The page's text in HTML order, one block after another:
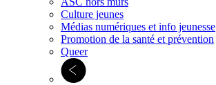
Culture jeunes
Médias numériques et info jeunesse
Promotion de la santé et prévention
Queer